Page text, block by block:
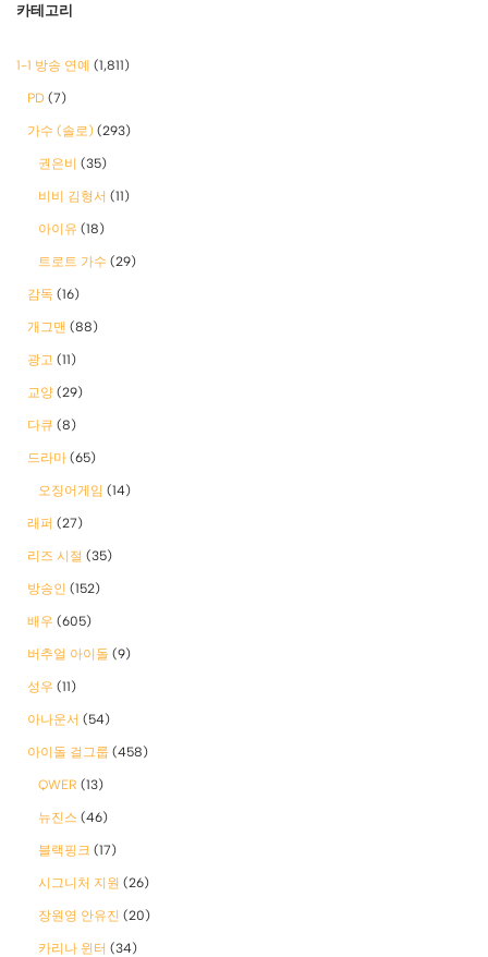
카테고리
1-1 방송 연예 (1,811)
PD (7)
가수 (솔로) (293)
권은비 (35)
비비 김형서 (11)
아이유 (18)
트로트 가수 (29)
감독 (16)
개그맨 (88)
광고 (11)
교양 (29)
다큐 (8)
드라마 (65)
오징어게임 (14)
래퍼 (27)
리즈 시절 (35)
방송인 (152)
배우 (605)
버추얼 아이돌 (9)
성우 (11)
아나운서 (54)
아이돌 걸그룹 (458)
QWER (13)
뉴진스 (46)
블랙핑크 (17)
시그니처 지원 (26)
장원영 안유진 (20)
카리나 윈터 (34)